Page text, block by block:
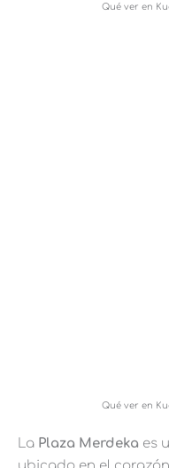
Qué ver en
Qué ver en
La Plaza Merdeka es